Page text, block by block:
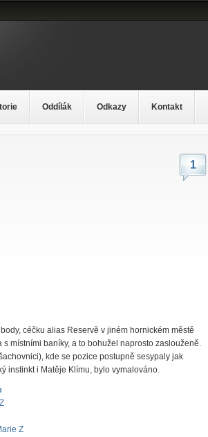
Oddílák Odkazy Kontakt
1
céčku alias Reservě v jiném hornickém městě
místními baníky, a to bohužel naprosto zaslouženě.
kde se pozice postupně sesypaly jak
instinkt i Matěje Klímu, bylo vymalováno.
Z